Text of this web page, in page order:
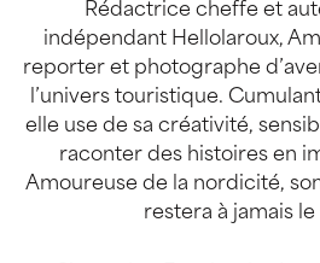
Rédactrice cheffe et
indépendant Hellolaroux,
reporter et photographe
l’univers touristique.
elle use de sa créativité,
raconter des histoires en
Amoureuse de la nordicité,
restera à jamais le